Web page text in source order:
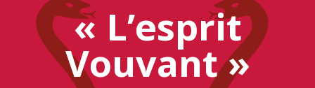
« L’esprit
Vouvant »